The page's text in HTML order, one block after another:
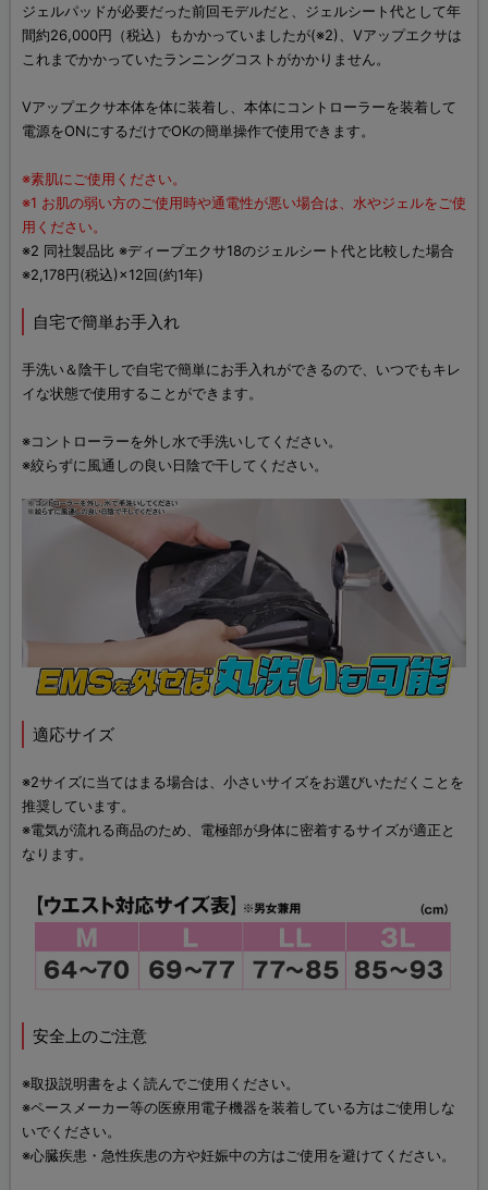
ジェルパッドが必要だった前回モデルだと、ジェルシート代として年
間約26,000円（税込）もかかっていましたが(※2)、Vアップエクサは
これまでかかっていたランニングコストがかかりません。
Vアップエクサ本体を体に装着し、本体にコントローラーを装着して
電源をONにするだけでOKの簡単操作で使用できます。
※素肌にご使用ください。
※1 お肌の弱い方のご使用時や通電性が悪い場合は、水やジェルをご使
用ください。
※2 同社製品比 ※ディープエクサ18のジェルシート代と比較した場合
※2,178円(税込)×12回(約1年)
自宅で簡単お手入れ
手洗い＆陰干しで自宅で簡単にお手入れができるので、いつでもキレ
イな状態で使用することができます。
※コントローラーを外し水で手洗いしてください。
※絞らずに風通しの良い日陰で干してください。
適応サイズ
※2サイズに当てはまる場合は、小さいサイズをお選びいただくことを
推奨しています。
※電気が流れる商品のため、電極部が身体に密着するサイズが適正と
なります。
安全上のご注意
※取扱説明書をよく読んでご使用ください。
※ペースメーカー等の医療用電子機器を装着している方はご使用しな
いでください。
※心臓疾患・急性疾患の方や妊娠中の方はご使用を避けてください。